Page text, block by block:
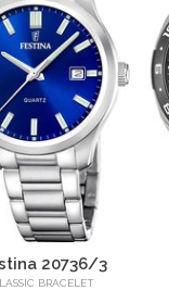
20736/3
BRACELET